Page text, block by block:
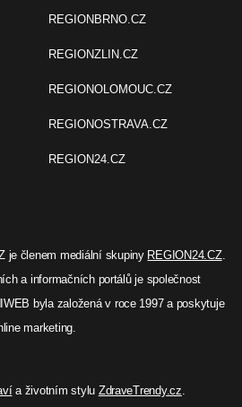
REGIONBRNO.CZ
REGIONZLIN.CZ
REGIONOLOMOUC.CZ
REGIONOSTRAVA.CZ
REGION24.CZ
je členem mediální skupiny REGION24.CZ.
a informačních portálů je společnost
byla založená v roce 1997 a poskytuje
marketing.
a životním stylu ZdraveTrendy.cz